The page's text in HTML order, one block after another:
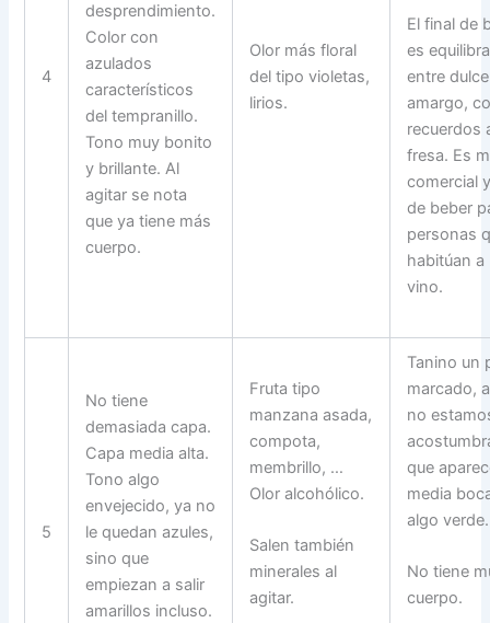
4
desprendimiento.
Color con
azulados
característicos
del tempranillo.
Tono muy bonito
y brillante. Al
agitar se nota
que ya tiene más
cuerpo.
Olor más floral
del tipo violetas,
lirios.
El final de
es
entre
amargo,
recuerdos
fresa. Es
comercial
de beber
personas
habitúan a
vino.
5
No tiene
demasiada capa.
Capa media alta.
Tono algo
envejecido, ya no
le quedan azules,
sino que
empiezan a salir
amarillos incluso.
Fruta tipo
manzana asada,
compota,
membrillo, …
Olor alcohólico.
Salen también
minerales al
agitar.
Tanino un
marcado,
no
que
media
algo verde.
No tiene
cuerpo.